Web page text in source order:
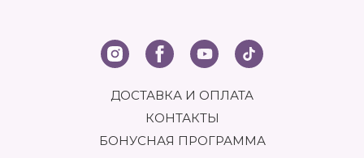
ДОСТАВКА И ОПЛАТА
КОНТАКТЫ
БОНУСНАЯ ПРОГРАММА